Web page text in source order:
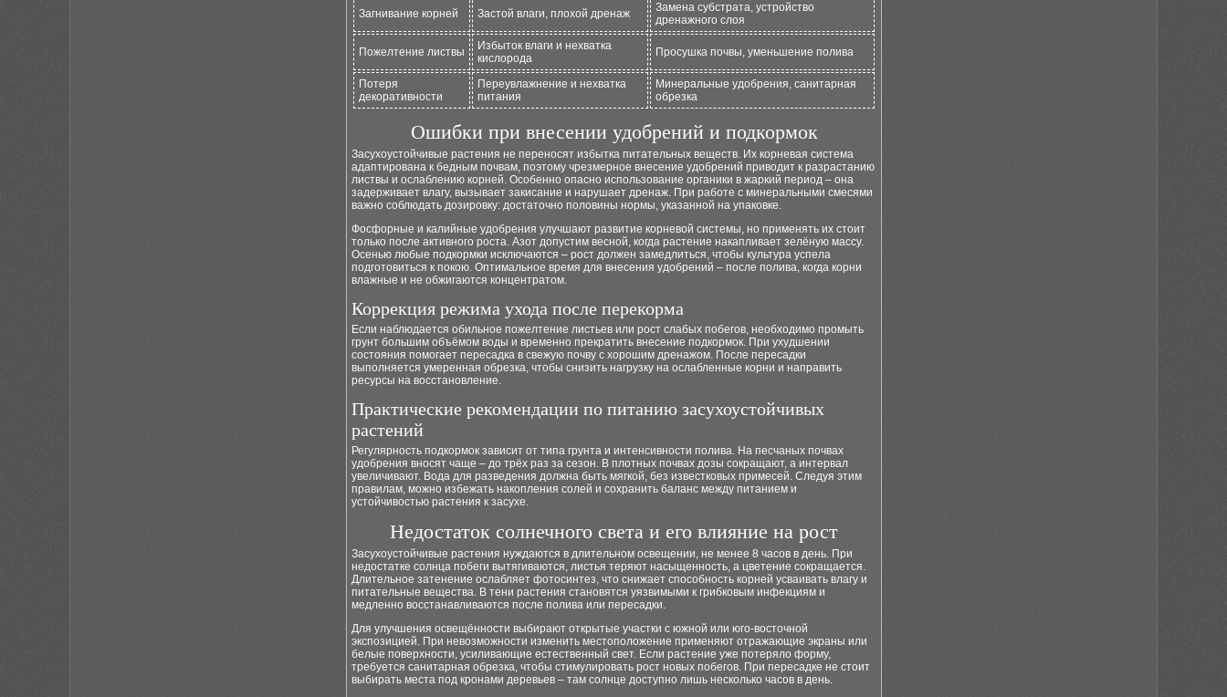
Загнивание корней Застой влаги, плохой дренаж
Замена субстрата, устройство
дренажного слоя
Пожелтение листвы
Избыток влаги и нехватка
кислорода
Просушка почвы, уменьшение полива
Потеря
декоративности
Переувлажнение и нехватка
питания
Минеральные удобрения, санитарная
обрезка
Ошибки при внесении удобрений и подкормок
Засухоустойчивые растения не переносят избытка питательных веществ. Их корневая система
адаптирована к бедным почвам, поэтому чрезмерное внесение удобрений приводит к разрастанию
листвы и ослаблению корней. Особенно опасно использование органики в жаркий период – она
задерживает влагу, вызывает закисание и нарушает дренаж. При работе с минеральными смесями
важно соблюдать дозировку: достаточно половины нормы, указанной на упаковке.
Фосфорные и калийные удобрения улучшают развитие корневой системы, но применять их стоит
только после активного роста. Азот допустим весной, когда растение накапливает зелёную массу.
Осенью любые подкормки исключаются – рост должен замедлиться, чтобы культура успела
подготовиться к покою. Оптимальное время для внесения удобрений – после полива, когда корни
влажные и не обжигаются концентратом.
Коррекция режима ухода после перекорма
Если наблюдается обильное пожелтение листьев или рост слабых побегов, необходимо промыть
грунт большим объёмом воды и временно прекратить внесение подкормок. При ухудшении
состояния помогает пересадка в свежую почву с хорошим дренажом. После пересадки
выполняется умеренная обрезка, чтобы снизить нагрузку на ослабленные корни и направить
ресурсы на восстановление.
Практические рекомендации по питанию засухоустойчивых
растений
Регулярность подкормок зависит от типа грунта и интенсивности полива. На песчаных почвах
удобрения вносят чаще – до трёх раз за сезон. В плотных почвах дозы сокращают, а интервал
увеличивают. Вода для разведения должна быть мягкой, без известковых примесей. Следуя этим
правилам, можно избежать накопления солей и сохранить баланс между питанием и
устойчивостью растения к засухе.
Недостаток солнечного света и его влияние на рост
Засухоустойчивые растения нуждаются в длительном освещении, не менее 8 часов в день. При
недостатке солнца побеги вытягиваются, листья теряют насыщенность, а цветение сокращается.
Длительное затенение ослабляет фотосинтез, что снижает способность корней усваивать влагу и
питательные вещества. В тени растения становятся уязвимыми к грибковым инфекциям и
медленно восстанавливаются после полива или пересадки.
Для улучшения освещённости выбирают открытые участки с южной или юго-восточной
экспозицией. При невозможности изменить местоположение применяют отражающие экраны или
белые поверхности, усиливающие естественный свет. Если растение уже потеряло форму,
требуется санитарная обрезка, чтобы стимулировать рост новых побегов. При пересадке не стоит
выбирать места под кронами деревьев – там солнце доступно лишь несколько часов в день.